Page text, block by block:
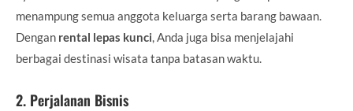
menampung semua anggota keluarga serta barang bawaan.
Dengan rental lepas kunci , Anda juga bisa menjelajahi
berbagai destinasi wisata tanpa batasan waktu.
2. Perjalanan Bisnis